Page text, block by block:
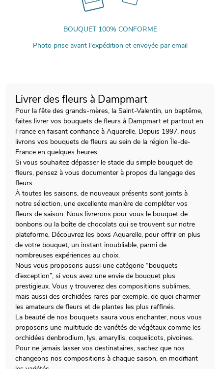
BOUQUET 100% CONFORME
Photo prise avant l'expédition et envoyée par email
Livrer des fleurs à Dampmart
Pour la fête des grands-mères, la Saint-Valentin, un baptême,
faites livrer vos bouquets de fleurs à Dampmart et partout en
France en faisant confiance à Aquarelle. Depuis 1997, nous
livrons vos bouquets de fleurs au sein de la région Île-de-
France en quelques heures.
Si vous souhaitez dépasser le stade du simple bouquet de
fleurs, pensez à vous documenter à propos du langage des
fleurs.
À toutes les saisons, de nouveaux présents sont joints à
notre sélection, une excellente manière de compléter vos
fleurs de saison. Nous livrerons pour vous le bouquet de
bonbons ou la boîte de chocolats qui se trouvent sur notre
plateforme. Découvrez les boxs Aquarelle, pour offrir en plus
de votre bouquet, un instant inoubliable, parmi de
nombreuses expériences au choix.
Nous vous proposons aussi une catégorie “bouquets
d’exception”, si vous avez une envie de bouquet plus
prestigieux. Vous y trouverez des compositions sublimes,
mais aussi des orchidées rares par exemple, de quoi charmer
les amateurs de fleurs et de plantes les plus raffinés.
La beauté de nos bouquets saura vous enchanter, nous vous
proposons une multitude de variétés de végétaux comme les
orchidées denbrodium, lys, amaryllis, coquelicots, pivoines.
Pour ne jamais lasser vos destinataires, sachez que nos
changeons nos compositions à chaque saison, en modifiant